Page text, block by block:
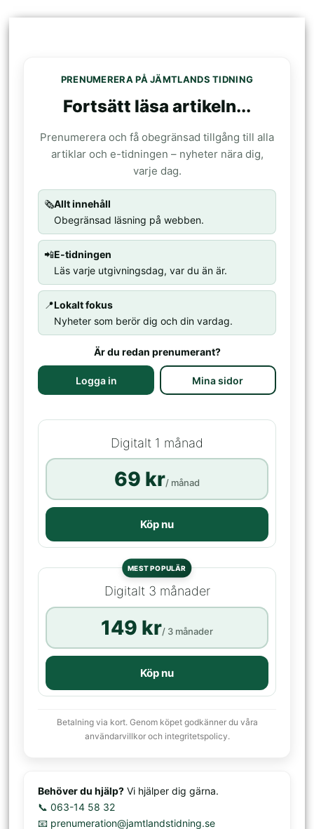
PRENUMERERA PÅ JÄMTLANDS TIDNING
Fortsätt läsa artikeln...
Prenumerera och få obegränsad tillgång till alla
artiklar och e-tidningen – nyheter nära dig,
varje dag.
🗞️Allt innehåll
Obegränsad läsning på webben.
📲E-tidningen
Läs varje utgivningsdag, var du än är.
📍Lokalt fokus
Nyheter som berör dig och din vardag.
Är du redan prenumerant?
Logga in Mina sidor
Digitalt 1 månad
69 kr/ månad
Köp nu
MEST POPULÄR
Digitalt 3 månader
149 kr/ 3 månader
Köp nu
Betalning via kort. Genom köpet godkänner du våra
användarvillkor och integritetspolicy.
Behöver du hjälp? Vi hjälper dig gärna.
📞 063-14 58 32
📧 prenumeration@jamtlandstidning.se